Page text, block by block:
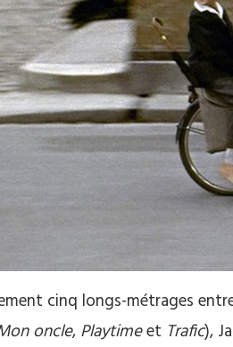
cinq longs-métrages
oncle, Playtimeet Trafic),